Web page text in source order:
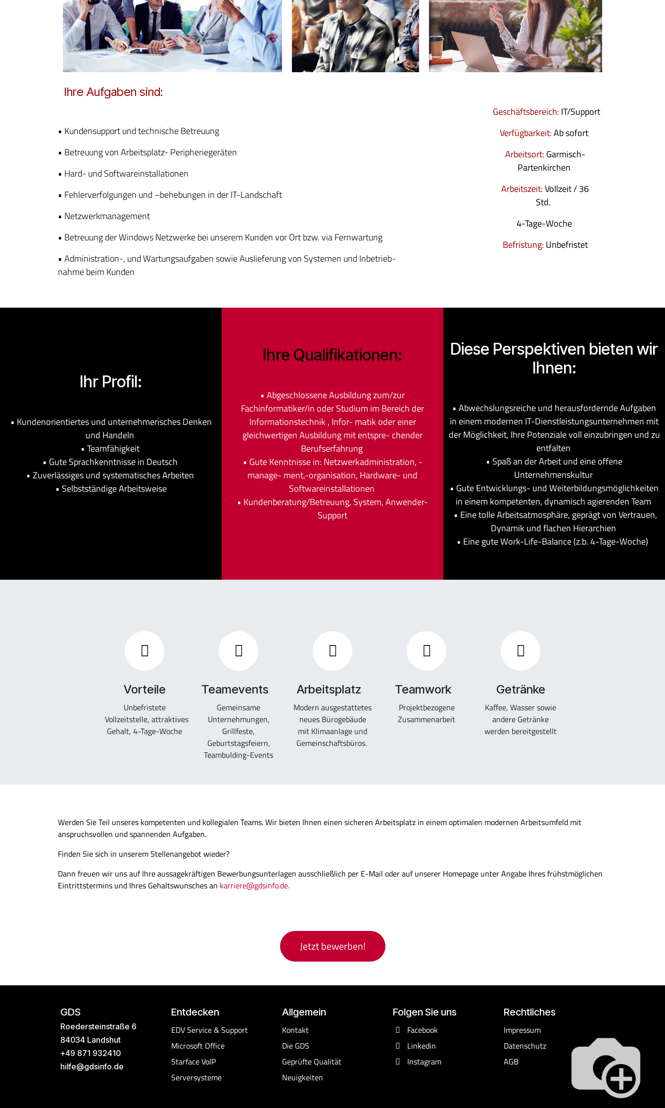
Ihre Aufgaben sind:
• Kundensupport und technische Betreuung
• Betreuung von Arbeitsplatz- Peripheriegeräten
• Hard- und Softwareinstallationen
• Fehlerverfolgungen und –behebungen in der IT-Landschaft
• Netzwerkmanagement
• Betreuung der Windows Netzwerke bei unserem Kunden vor Ort bzw. via Fernwartung
• Administration-, und Wartungsaufgaben sowie Auslieferung von Systemen und Inbetrieb-
nahme beim Kunden
Geschäftsbereich: IT/Support
Verfügbarkeit:Ab sofort
Arbeitsort: Garmisch-
Partenkirchen
Arbeitszeit:Vollzeit / 36
Std.
4-Tage-Woche
Befristung: Unbefristet
Ihr Profil:
• Kundenorientiertes und unternehmerisches Denken
und Handeln
• Teamfähigkeit
• Gute Sprachkenntnisse in Deutsch
• Zuverlässiges und systematisches Arbeiten
• Selbstständige Arbeitsweise
Diese Perspektiven bieten wir
Ihnen:
• Abwechslungsreiche und herausfordernde Aufgaben
in einem modernen IT-Dienstleistungsunternehmen mit
der Möglichkeit, Ihre Potenziale voll einzubringen und zu
entfalten ​
• Spaß an der Arbeit und eine offene
Unternehmenskultur
• Gute Entwicklungs- und Weiterbildungsmöglichkeiten
in einem kompetenten, dynamisch agierenden Team
• Eine tolle Arbeitsatmosphäre, geprägt von Vertrauen,
Dynamik und flachen Hierarchien
• Eine gute Work-Life-Balance (z.b. 4-Tage-Woche)
Ihre Qualifikationen:
• Abgeschlossene Ausbildung zum/zur
Fachinformatiker/in oder Studium im Bereich der
Informationstechnik , Infor- matik oder einer
gleichwertigen Ausbildung mit entspre- chender
Berufserfahrung
• Gute Kenntnisse in: Netzwerkadministration, -
manage- ment,-organisation, Hardware- und
Softwareinstallationen
• Kundenberatung/Betreuung, System, Anwender-
Support
Vorteile
Unbefristete
Vollzeitstelle, attraktives
Gehalt, 4-Tage-Woche
Teamevents
Gemeinsame
Unternehmungen,
Grillfeste,
Geburtstagsfeiern,
Teambulding-Events
Arbeitsplatz
Modern ausgestattetes
neues Bürogebäude
mit Klimaanlage und
Gemeinschaftsbüros.
Teamwork
Projektbezogene
Zusammenarbeit
Getränke
Kaffee, Wasser sowie
andere Getränke
werden bereitgestellt
Werden Sie Teil unseres kompetenten und kollegialen Teams. Wir bieten Ihnen einen sicheren Arbeitsplatz in einem optimalen modernen Arbeitsumfeld mit
anspruchsvollen und spannenden Aufgaben.
Finden Sie sich in unserem Stellenangebot wieder?
Dann freuen wir uns auf Ihre aussagekräftigen Bewerbungsunterlagen ausschließlich per E-Mail oder auf unserer Homepage unter Angabe Ihres frühstmöglichen
Eintrittstermins und Ihres Gehaltswunsches an karriere@gdsinfo.de.
Jetzt bewerben!
Rechtliches
​Impressum
Datenschutz
AGB
Folgen Sie uns
Facebook
Linkedin
Instagram
Allgemein
Kontakt
Die GDS
Geprüfte Qualität
Neuigkeiten
Entdecken
EDV Service & Support
Microsoft Office
Starface VoIP​
Serversysteme
GDS
Roedersteinstraße 6
84034 Landshut
+49 871 932410
hilfe@gdsinfo.de